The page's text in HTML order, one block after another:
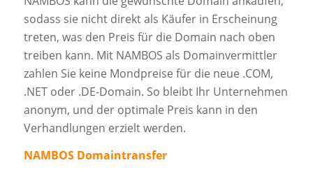
sodass sie nicht direkt als Käufer in Erscheinung
treten, was den Preis für die Domain nach oben
treiben kann. Mit NAMBOS als Domainvermittler
zahlen Sie keine Mondpreise für die neue .COM,
.NET oder .DE-Domain. So bleibt Ihr Unternehmen
anonym, und der optimale Preis kann in den
Verhandlungen erzielt werden.
NAMBOS Domaintransfer